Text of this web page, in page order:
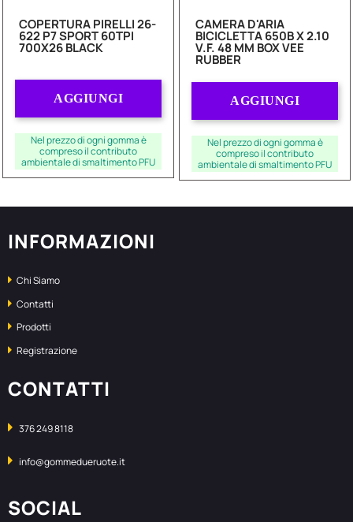
COPERTURA PIRELLI 26-
622 P7 SPORT 60TPI
700X26 BLACK
AGGIUNGI
Nel prezzo di ogni gomma è
compreso il contributo
ambientale di smaltimento PFU
CAMERA D'ARIA
BICICLETTA 650B X 2.10
V.F. 48 MM BOX VEE
RUBBER
AGGIUNGI
Nel prezzo di ogni gomma è
compreso il contributo
ambientale di smaltimento PFU
INFORMAZIONI
Chi Siamo
Contatti
Prodotti
Registrazione
CONTATTI
376 249 8118
info@gommedueruote.it
SOCIAL